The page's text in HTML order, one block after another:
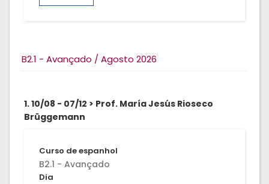
B2.1 - Avançado / Agosto 2026
1. 10/08 - 07/12 > Prof. María Jesús Rioseco
Brüggemann
Curso de espanhol
B2.1 - Avançado
Dia